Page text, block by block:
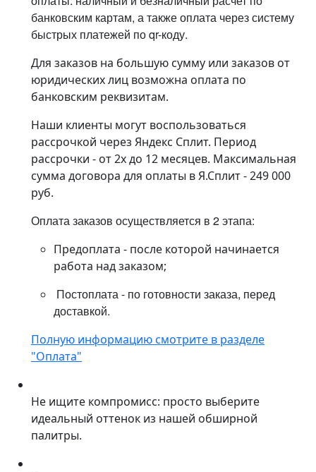
банковским картам, а также оплата через систему
быстрых платежей по qr-коду.
Для заказов на большую сумму или заказов от
юридических лиц возможна оплата по
банковским реквизитам.
Наши клиенты могут воспользоваться
рассрочкой через Яндекс Сплит. Период
рассрочки - от 2х до 12 месяцев. Максимальная
сумма договора для оплаты в Я.Сплит - 249 000
руб.
Оплата заказов осуществляется в 2 этапа:
Предоплата - после которой начинается
работа над заказом;
Постоплата - по готовности заказа, перед
доставкой.
Полную информацию смотрите в разделе
"Оплата"
Не ищите компромисс: просто выберите
идеальный оттенок из нашей обширной
палитры.